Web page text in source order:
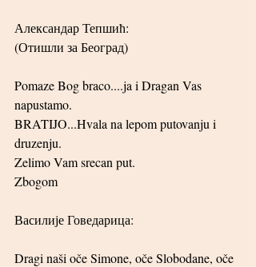
Александар Тепшић:
(Отишли за Београд)
Pomaze Bog braco....ja i Dragan Vas
napustamo.
BRATIJO...Hvala na lepom putovanju i
druzenju.
Zelimo Vam srecan put.
Zbogom
Василије Говедарица:
Dragi naši oče Simone, oče Slobodane, oče